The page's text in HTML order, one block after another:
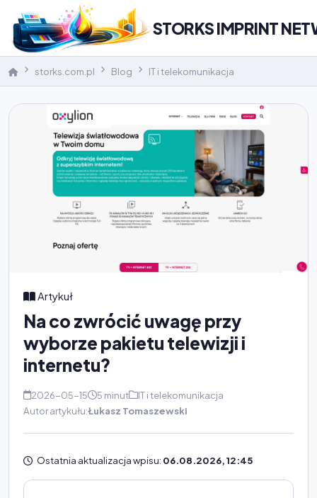
STORKS IMPRINT
storks.com.pl Blog IT i telekomunikacja
Artykuł
Na co zwrócić uwagę przy
wyborze pakietu telewizji i
internetu?
2026-05-15 5 minut
IT i telekomunikacja
Autor artykułu:Łukasz Tomaszewski
Ostatnia aktualizacja wpisu: 06.08.2026, 12:45